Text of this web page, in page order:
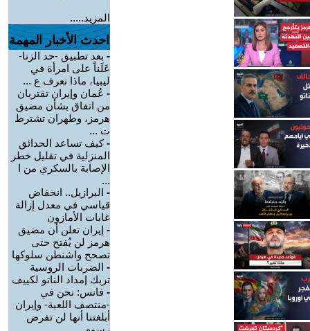
المزيد.....
احدث الأخبار المهمة
- بعد تطبيق -حد الزنا-
عَلَناً على امرأة في
ليبيا، ماذا نعرف ع ...
- عُمان وإيران تقتربان
من اتفاق بشأن مضيق
هرمز، وطهران تشترط
ت ...
-كيف تساعد الحدائق
المنزلية في تقليل خطر
الإصابة بالسكري من ا
...
- البرازيل.. انخفاض
قياسي في معدل إزالة
غابات الأمازون
- إيران تعلن أن مضيق
هرمز لن يٌفتح حتى
تصحح واشنطن سلوكها
- الضربات الروسية
تربك إمداد الناتو لكييف
- فانس: نحن في
-منتصف اللعبة- وإيران
أبلغتنا أنها لن تفرض